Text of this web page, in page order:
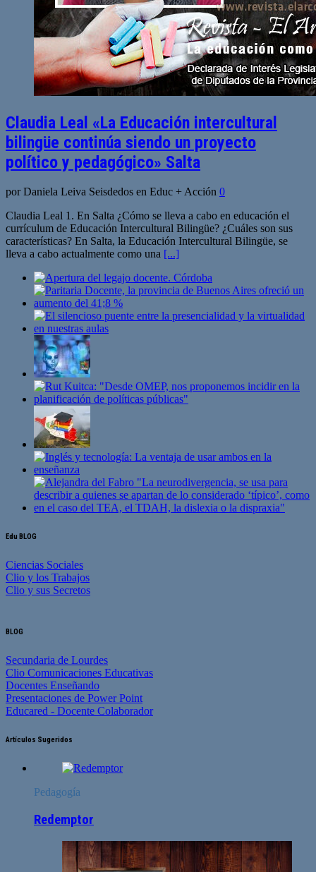
Claudia Leal «La Educación intercultural
bilingüe continúa siendo un proyecto
político y pedagógico» Salta
por Daniela Leiva Seisdedos en Educ + Acción 0
Claudia Leal 1. En Salta ¿Cómo se lleva a cabo en educación el
currículum de Educación Intercultural Bilingüe? ¿Cuáles son sus
características? En Salta, la Educación Intercultural Bilingüe, se
lleva a cabo actualmente como una [...]
Edu BLOG
Ciencias Sociales
Clio y los Trabajos
Clio y sus Secretos
BLOG
Secundaria de Lourdes
Clio Comunicaciones Educativas
Docentes Enseñando
Presentaciones de Power Point
Educared - Docente Colaborador
Artículos Sugeridos
Pedagogía
Redemptor